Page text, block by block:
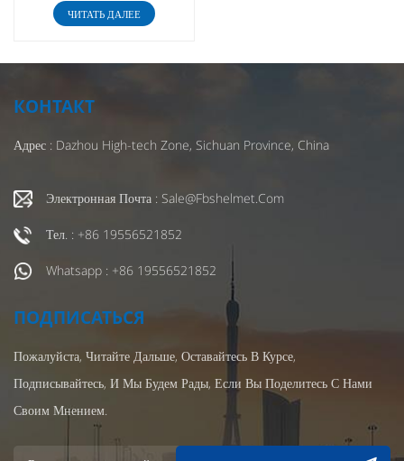
сверхлегкий защитный
шлем для езды оптом
ЧИТАТЬ ДАЛЕЕ
КОНТАКТ
Адрес : Dazhou High-tech Zone, Sichuan Province, China
Электронная Почта : Sale@fbshelmet.com
Тел. : +86 19556521852
Whatsapp : +86 19556521852
ПОДПИСАТЬСЯ
Пожалуйста, Читайте Дальше, Оставайтесь В Курсе,
Подписывайтесь, И Мы Будем Рады, Если Вы Поделитесь С Нами
Своим Мнением.